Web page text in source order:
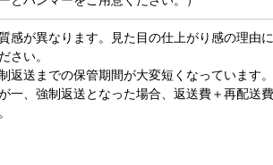
感が異なります。見た目の仕上がり感の理由
さい。
返送までの保管期間が大変短くなっています
一、強制返送となった場合、返送費＋再配送